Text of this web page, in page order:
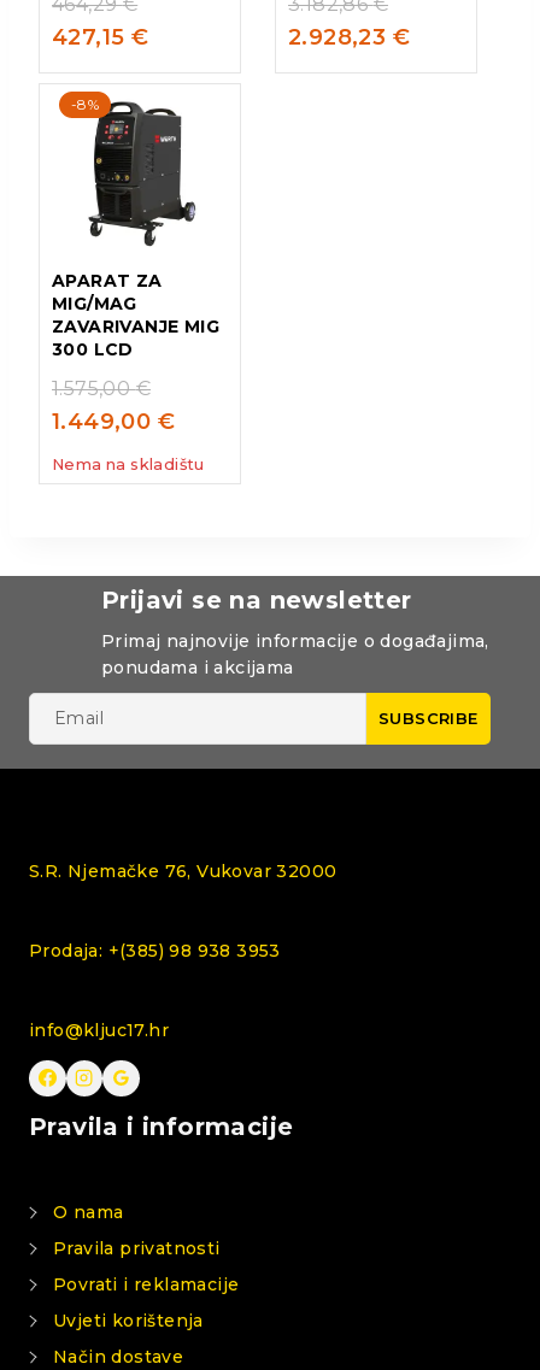
427,15 € 2.928,23 €
-8%
APARAT ZA
MIG/MAG
ZAVARIVANJE MIG
300 LCD
1.575,00€
1.449,00 €
Nema na skladištu
Prijavi se na newsletter
Primaj najnovije informacije o događajima,
ponudama i akcijama
S.R. Njemačke 76, Vukovar 32000
Prodaja: +(385) 98 938 3953
info@kljuc17.hr
Pravila i informacije
O nama
Pravila privatnosti
Povrati i reklamacije
Uvjeti korištenja
Način dostave